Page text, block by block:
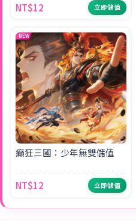
NT$12
立即儲值
NEW
癲狂三國：少年無雙儲值
NT$12 立即儲值